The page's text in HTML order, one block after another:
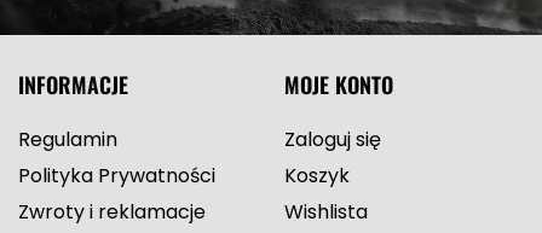
INFORMACJE
Regulamin
Polityka Prywatności
Zwroty i reklamacje
MOJE KONTO
Zaloguj się
Koszyk
Wishlista